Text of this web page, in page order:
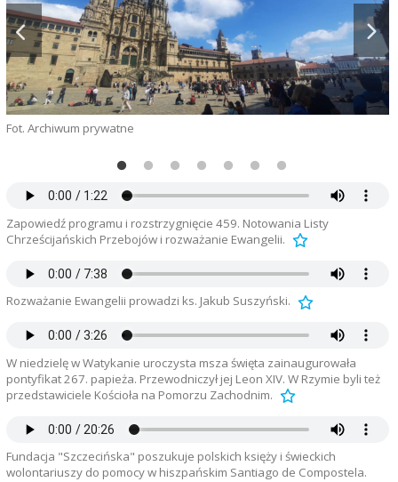
Fot. Archiwum prywatne
Zapowiedź programu i rozstrzygnięcie 459. Notowania Listy
Chrześcijańskich Przebojów i rozważanie Ewangelii.
Rozważanie Ewangelii prowadzi ks. Jakub Suszyński.
W niedzielę w Watykanie uroczysta msza święta zainaugurowała
pontyfikat 267. papieża. Przewodniczył jej Leon XIV. W Rzymie byli też
przedstawiciele Kościoła na Pomorzu Zachodnim.
Fundacja "Szczecińska" poszukuje polskich księży i świeckich
wolontariuszy do pomocy w hiszpańskim Santiago de Compostela.